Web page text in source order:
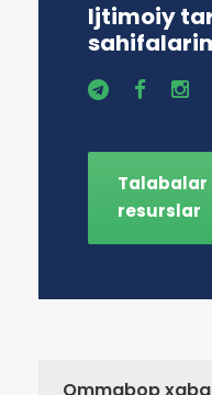
Ijtimoiy
Talabalar
resurslar